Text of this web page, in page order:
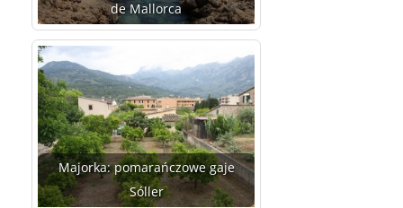
de Mallorca
Majorka: pomarańczowe gaje
Sóller